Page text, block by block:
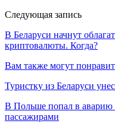
Следующая запись
В Беларуси начнут
криптовалюты. Когда?
Вам также могут
Туристку из Беларуси
В Польше попал в аварию
пассажирами